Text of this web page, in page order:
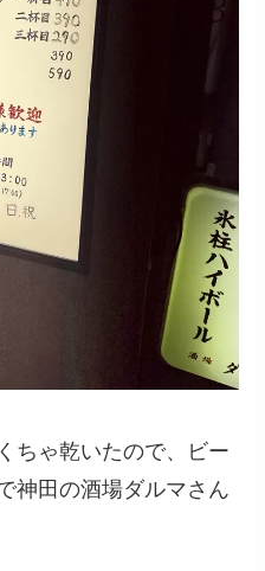
ちゃ乾いたので、ビー
神田の酒場ダルマさん